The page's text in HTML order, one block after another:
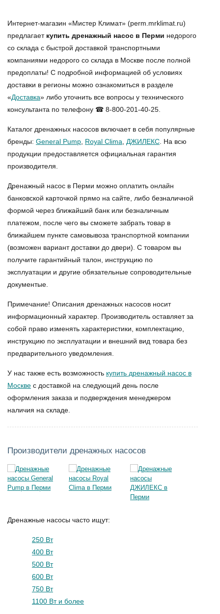
Интернет-магазин «Мистер Климат» (perm.mrklimat.ru)
предлагает купить дренажный насос в Перми недорого
со склада с быстрой доставкой транспортными
компаниями недорого со склада в Москве после полной
предоплаты! С подробной информацией об условиях
доставки в регионы можно ознакомиться в разделе
«Доставка» либо уточнить все вопросы у технического
консультанта по телефону ☎ 8-800-201-40-25.
Каталог дренажных насосов включает в себя популярные
бренды: General Pump Royal Clima ДЖИЛЕКС . На всю
продукции предоставляется официальная гарантия
производителя.
Дренажный насос в Перми можно оплатить онлайн
банковской карточкой прямо на сайте, либо безналичной
формой через ближайший банк или безналичным
платежом, после чего вы сможете забрать товар в
ближайшем пункте самовывоза транспортной компании
(возможен вариант доставки до двери). С товаром вы
получите гарантийный талон, инструкцию по
эксплуатации и другие обязательные сопроводительные
документые.
Примечание! Описания дренажных насосов носит
информационный характер. Производитель оставляет за
собой право изменять характеристики, комплектацию,
инструкцию по эксплуатации и внешний вид товара без
предварительного уведомления.
У нас также есть возможность купить дренажный насос в
Москве с доставкой на следующий день после
оформления заказа и подверждения менеджером
наличия на складе.
Производители дренажных насосов
Дренажные насосы часто ищут:
250 Вт
400 Вт
500 Вт
600 Вт
750 Вт
1100 Вт и более